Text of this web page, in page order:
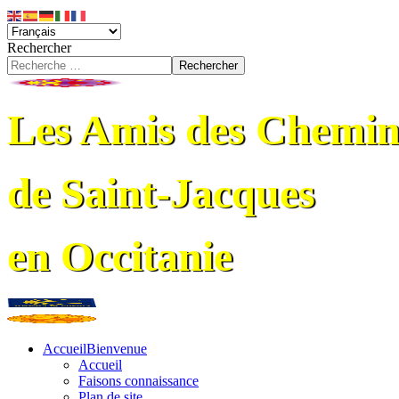
Rechercher
Rechercher
Les Amis des
de Saint-Jacques
en Occitanie
AccueilBienvenue
Accueil
Faisons connaissance